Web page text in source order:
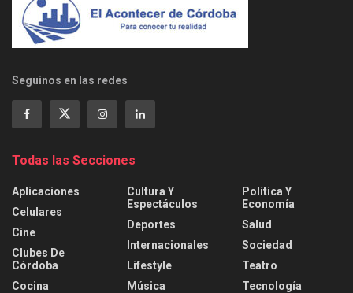
Seguinos en las redes
Todas las Secciones
Aplicaciones
Celulares
Cine
Clubes De
Córdoba
Cocina
Cultura Y
Espectáculos
Deportes
Internacionales
Lifestyle
Música
Política Y
Economía
Salud
Sociedad
Teatro
Tecnología